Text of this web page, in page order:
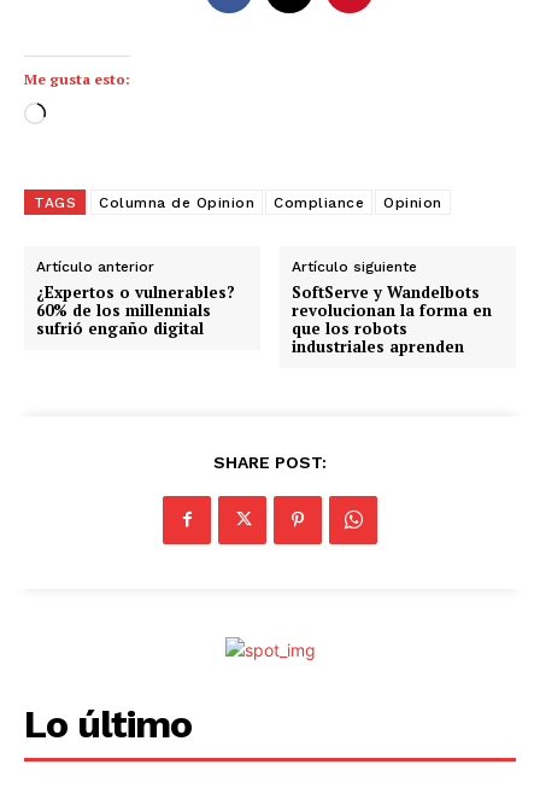
Me gusta esto:
C
g
n
d
o
TAGS Columna de Opinion Compliance Opinion
Artículo anterior
¿Expertos o vulnerables?
60% de los millennials
sufrió engaño digital
Artículo siguiente
SoftServe y Wandelbots
revolucionan la forma en
que los robots
industriales aprenden
SHARE POST:
Lo último